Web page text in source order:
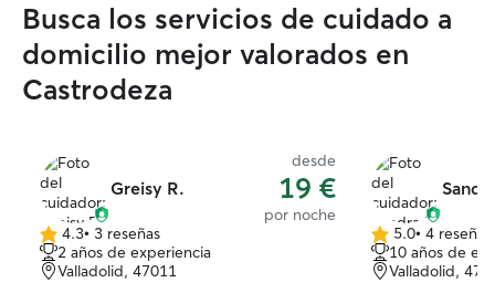
Busca los servicios de cuidado a
domicilio mejor valorados en
Castrodeza
Greisy R.
desde
19 €
por noche
4.3
de
5
4.3• 3 reseñas
2 años de experiencia
Valladolid, 47011
5.0
de
5
5.0• 4 reseñas
10 años de
Valladolid,